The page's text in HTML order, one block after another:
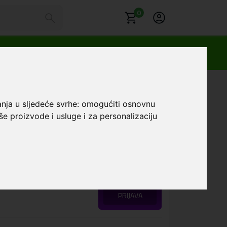
u sljedeće svrhe:omogućiti osnovnu
proizvode i usluge i za personalizaciju
0
za Samsung S25
PRIJAVA